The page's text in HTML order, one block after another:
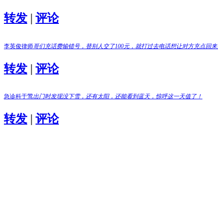
转发 | 评论
李英俊律师哥们充话费输错号，替别人交了100元，就打过去电话想让对方充点回
转发 | 评论
急诊科于莺出门时发现没下雪，还有太阳，还能看到蓝天，惊呼这一天值了！
转发 | 评论